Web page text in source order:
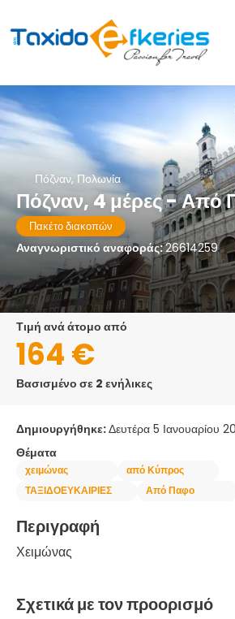
Πόζναν, Πολωνία
Πόζναν, 4 μέρες - Από
Πακέτο διακοπών
Αναγνωριστικό αναφοράς:26614259
τιμή ανά άτομο από
164 €
Βασισμένο σε 2 ενήλικες
Δημιουργήθηκε:Δευτέρα 5 Ιανουαρίου
Θέματα
χειμώνας
από Κύπρος
ΤΑΞΙΔΟΕΥΚΑΙΡΙΕΣ
Από Παφο
Περιγραφή
Χειμώνας
Σχετικά με τον προορισμό